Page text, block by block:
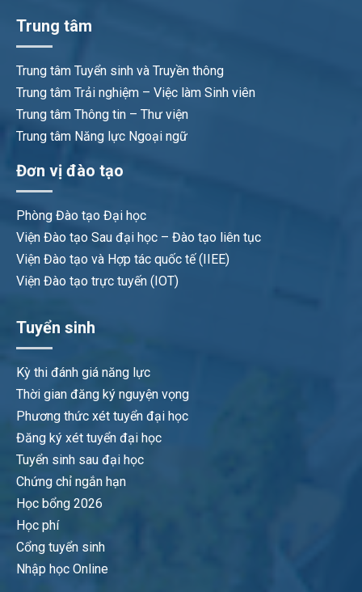
Trung tâm
Trung tâm Tuyển sinh và Truyền thông
Trung tâm Trải nghiệm – Việc làm Sinh viên
Trung tâm Thông tin – Thư viện
Trung tâm Năng lực Ngoại ngữ
Đơn vị đào tạo
Phòng Đào tạo Đại học
Viện Đào tạo Sau đại học – Đào tạo liên tục
Viện Đào tạo và Hợp tác quốc tế (IIEE)
Viện Đào tạo trực tuyến (IOT)
Tuyển sinh
Kỳ thi đánh giá năng lực
Thời gian đăng ký nguyện vọng
Phương thức xét tuyển đại học
Đăng ký xét tuyển đại học
Tuyển sinh sau đại học
Chứng chỉ ngắn hạn
Học bổng 2026
Học phí
Cổng tuyển sinh
Nhập học Online